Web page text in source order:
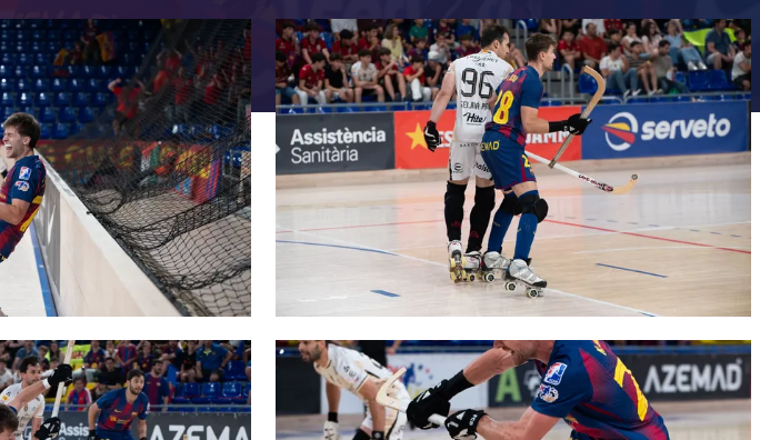
FC Barcelona club badge
FC Barcelona club badge